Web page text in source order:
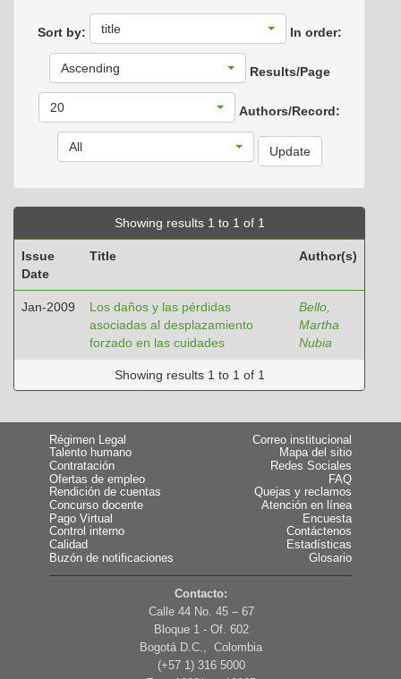
Sort by: title In order:
Ascending Results/Page
20 Authors/Record:
All
Showing results 1 to 1 of 1
Issue
Date
Title Author(s)
Jan-2009
Los daños y las pérdidas
asociadas al desplazamiento
forzado en las cuidades
Bello,
Martha
Nubia
Showing results 1 to 1 of 1
Régimen Legal
Talento humano
Contratación
Ofertas de empleo
Rendición de cuentas
Concurso docente
Pago Virtual
Control interno
Calidad
Buzón de notificaciones
Correo institucional
Mapa del sitio
Redes Sociales
FAQ
Quejas y reclamos
Atención en línea
Encuesta
Contáctenos
Estadísticas
Glosario
Contacto:
Calle 44 No. 45 – 67
Bloque 1 - Of. 602
Bogotá D.C., Colombia
(+57 1) 316 5000